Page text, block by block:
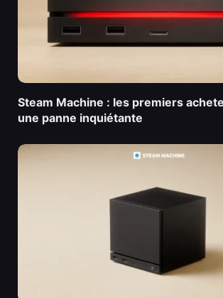
Steam Machine : les premiers
une panne inquiétante